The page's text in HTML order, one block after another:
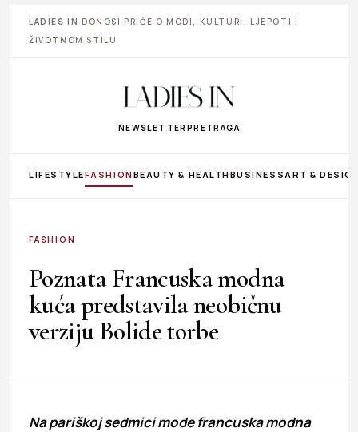
LADIES IN DONOSI PRIČE O MODI, KULTURI, LJEPOTI I
ŽIVOTNOM STILU
NEWSLETTER PRETRAGA
LIFESTYLEFASHIONBEAUTY & HEALTHBUSINESS ART &
FASHION
Poznata Francuska modna
kuća predstavila neobičnu
verziju Bolide torbe
Na pariškoj sedmici mode francuska modna